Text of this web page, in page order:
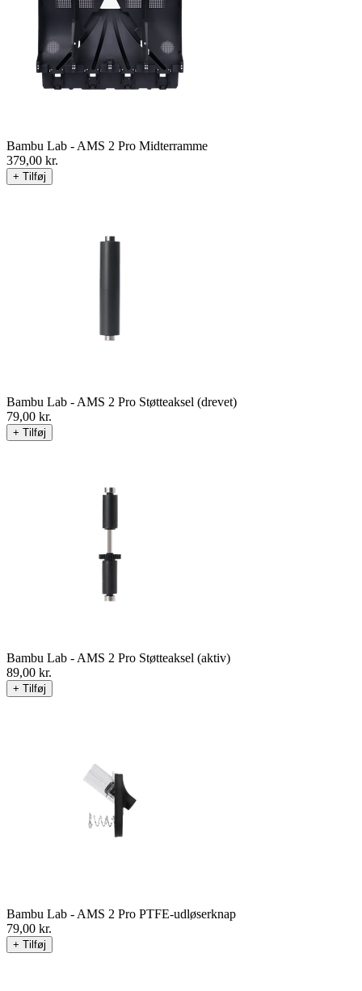
Bambu Lab - AMS 2 Pro Midterramme
379,00 kr.
+ Tilføj
Bambu Lab - AMS 2 Pro Støtteaksel (drevet)
79,00 kr.
+ Tilføj
Bambu Lab - AMS 2 Pro Støtteaksel (aktiv)
89,00 kr.
+ Tilføj
Bambu Lab - AMS 2 Pro PTFE-udløserknap
79,00 kr.
+ Tilføj